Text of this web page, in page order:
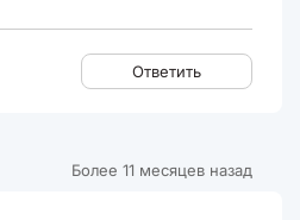
Ответить
Более 11 месяцев назад